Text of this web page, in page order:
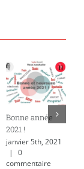
Bonne année
2021 !
janvier 5th, 2021
|
0
commentaire